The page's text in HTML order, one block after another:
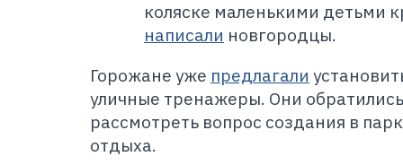
коляске маленькими детьми
написали новгородцы.
Горожане уже предлагали
уличные тренажеры. Они
рассмотреть вопрос создания в
отдыха.